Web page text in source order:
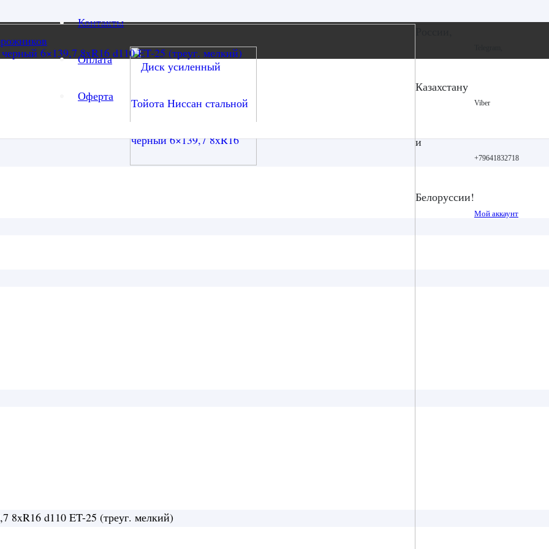
Контакты
Оплата
Оферта
Казахстану
и
Белоруссии!
Viber
+79641832718
Мой аккаунт
Ниссан стальной черный 6×139,7
черный 6×139,7
8xR16 d110 ET-25 (треуг. мелкий)